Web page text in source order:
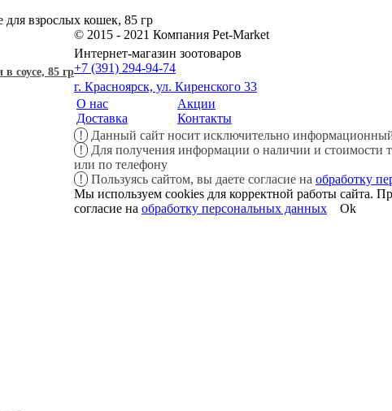
взрослых кошек, 85 гр
соусе, 85 гр
© 2015 - 2021 Компания Pet-Market
Интернет-магазин зоотоваров
+7 (391) 294-94-74
г. Красноярск, ул. Киренского 33
О нас
Доставка
Акции
Контакты
!
Данный сайт носит исключительно
!
Для получения информации о наличии и стоимости
или по телефону
!
Пользуясь сайтом, вы даете согласие на обработку
Мы используем cookies для корректной работы сайта.
согласие на обработку персональных данных Ok